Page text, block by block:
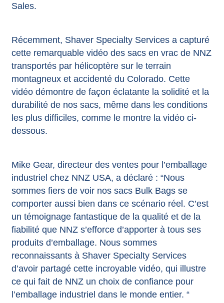
Sales.
Récemment, Shaver Specialty Services a capturé
cette remarquable vidéo des sacs en vracde NNZ
transportés par hélicoptère sur le terrain
montagneux et accidenté du Colorado. Cette
vidéo démontre de façon éclatante la solidité et la
durabilité de nos sacs, même dans les conditions
les plus difficiles, comme le montre la vidéo ci-
dessous.
Mike Gear, directeur des ventes pour l’emballage
industriel chez NNZ USA, a déclaré : “Nous
sommes fiers de voir nos sacs Bulk Bags se
comporter aussi bien dans ce scénario réel. C’est
un témoignage fantastique de la qualité et de la
fiabilité que NNZ s’efforce d’apporter à tous ses
produits d’emballage. Nous sommes
reconnaissants à Shaver Specialty Services
d’avoir partagé cette incroyable vidéo, qui illustre
ce qui fait de NNZ un choix de confiance pour
l’emballage industriel dans le monde entier. “